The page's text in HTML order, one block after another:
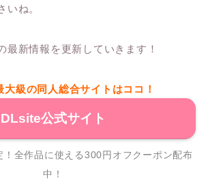
いね。
最新情報を更新していきます！
大級の同人総合サイトはココ！
DLsite公式サイト
全作品に使える300円オフクーポン配布
中！